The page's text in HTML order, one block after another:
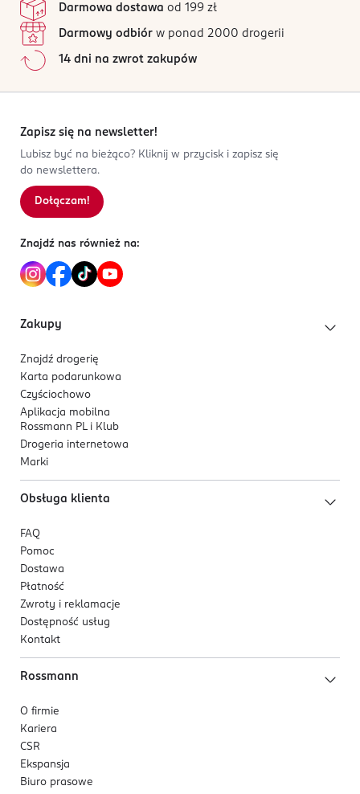
5 901389 582598
Wszystkie opinie są zweryfikowane zakupem.
4
0%
2
1
0%
Sortowanie wg
Darmowa dostawa od 199 zł
Darmowy odbiór w ponad 2000 drogerii
14 dni na zwrot zakupów
Zapisz się na newsletter!
Lubisz być na bieżąco? Kliknij w przycisk i zapisz się
do newslettera.
Dołączam!
Znajdź nas również na:
Zakupy
Znajdź drogerię
Karta podarunkowa
Czyściochowo
Aplikacja mobilna
Rossmann PL i Klub
Drogeria internetowa
Marki
Obsługa klienta
FAQ
Pomoc
Dostawa
Płatność
Zwroty i reklamacje
Dostępność usług
Kontakt
Rossmann
O firmie
Kariera
CSR
Ekspansja
Biuro prasowe